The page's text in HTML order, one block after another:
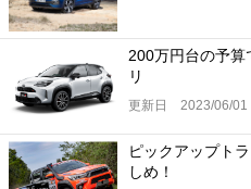
200万円台の予算
リ
更新日 2023/06/01
ピックアップト
しめ！